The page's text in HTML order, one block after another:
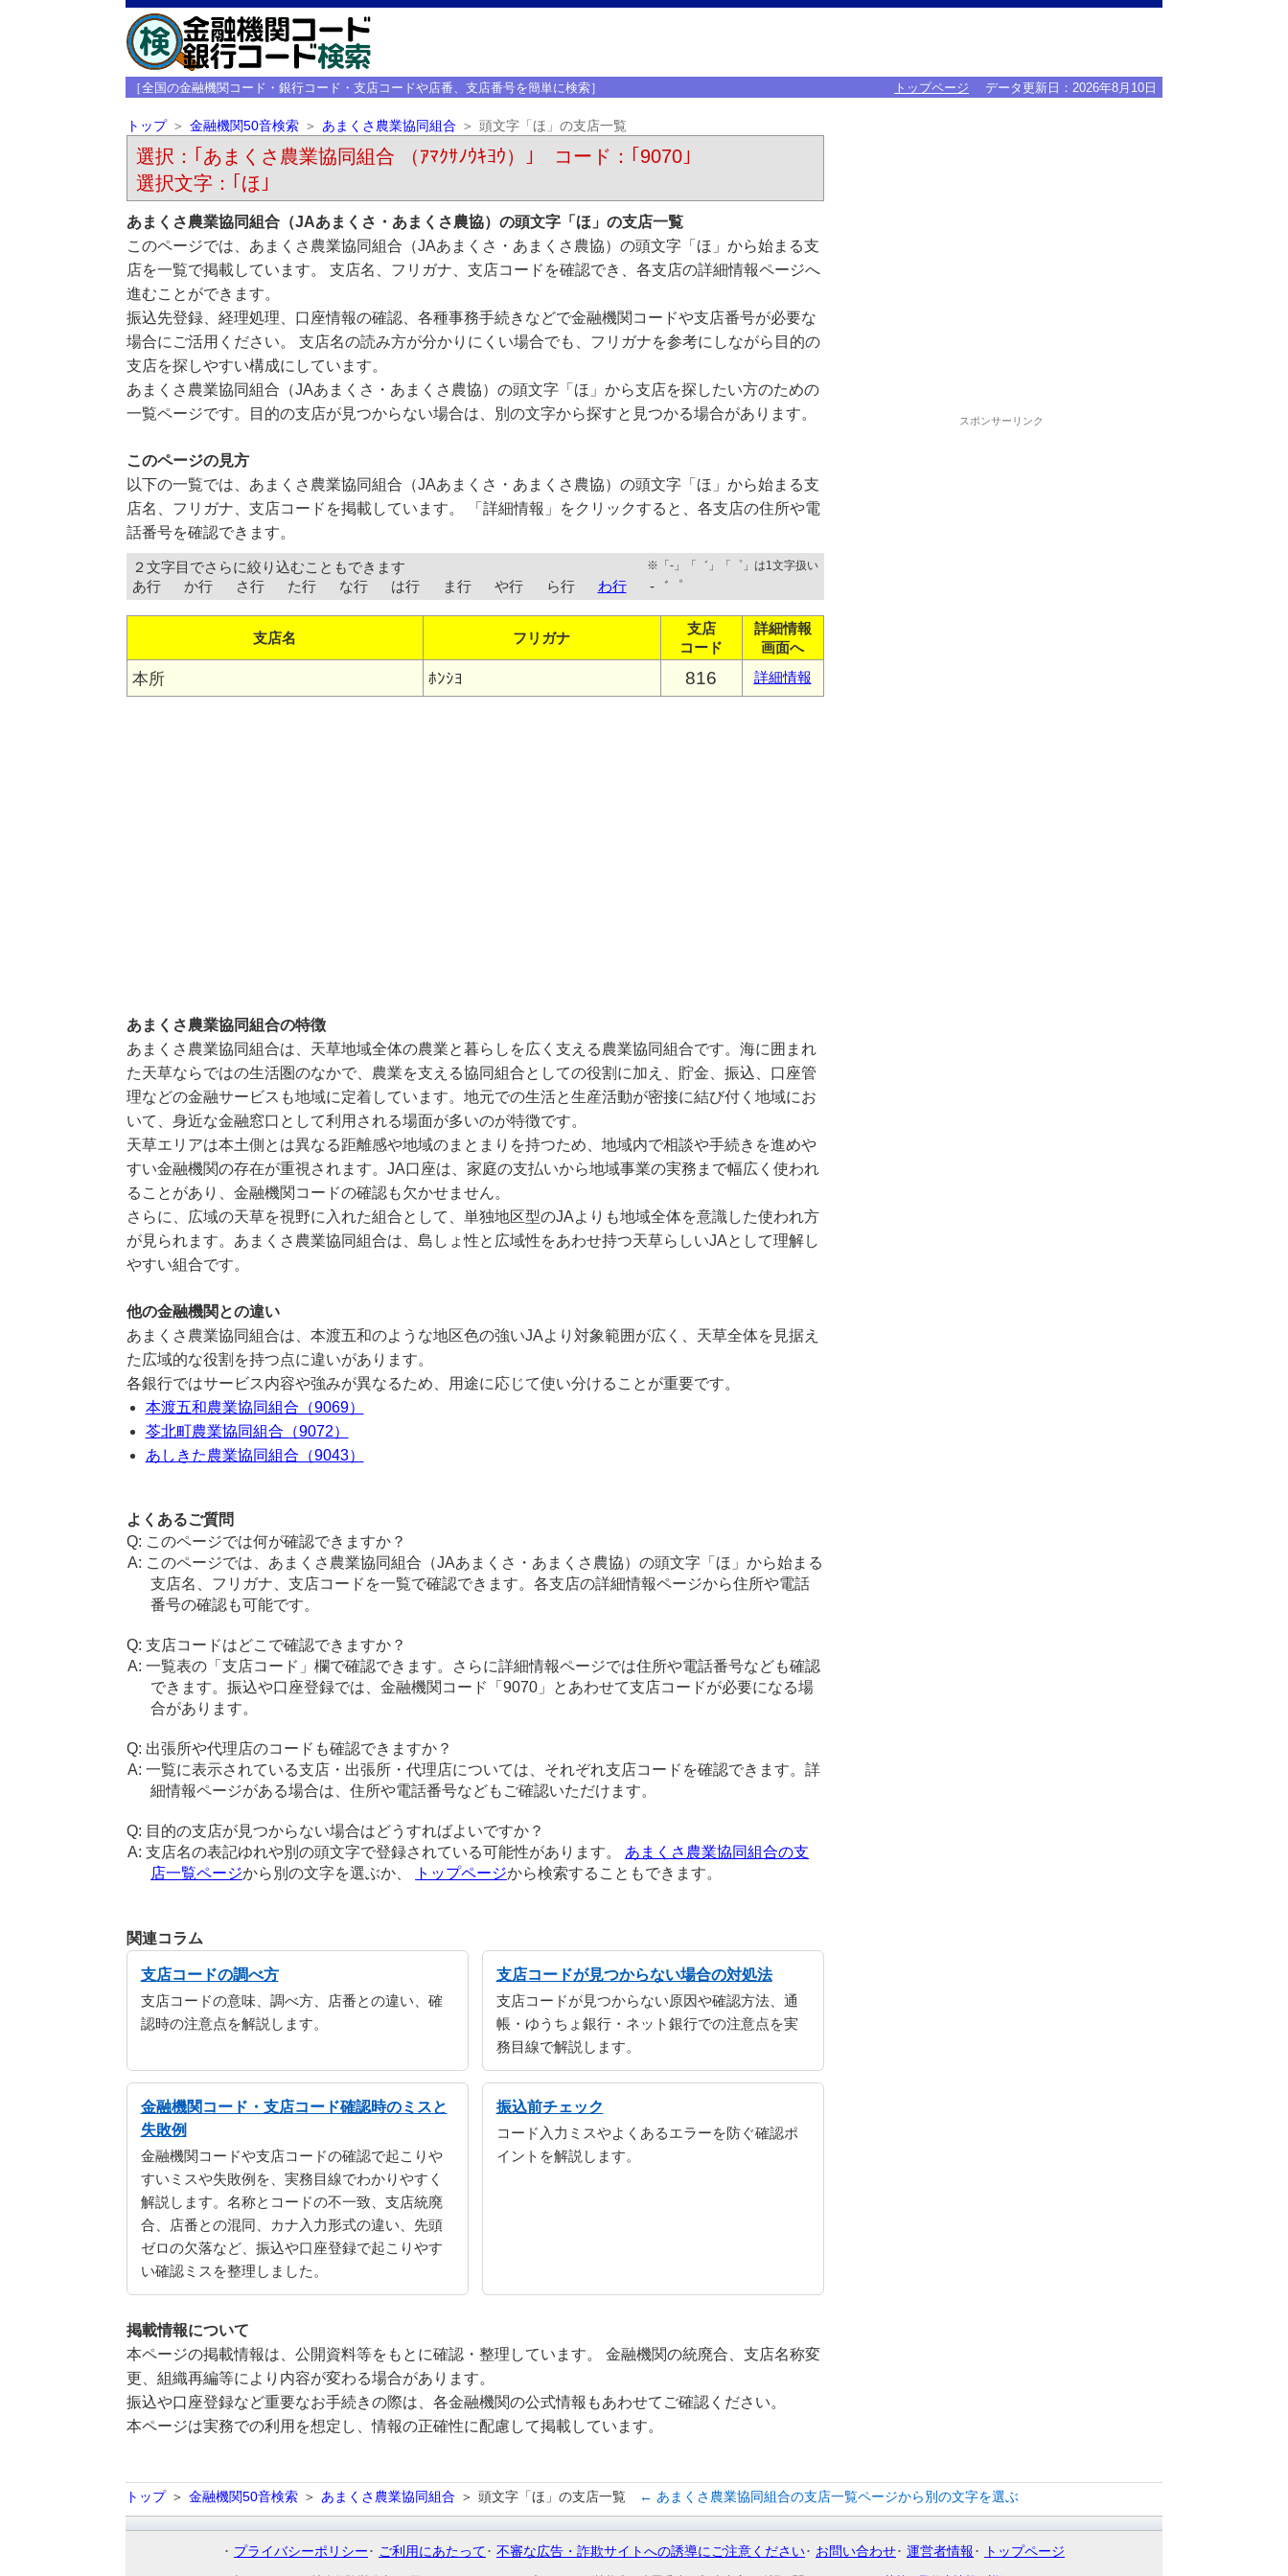
［全国の金融機関コード・銀行コード・支店コードや店番、支店番号を簡単に検索］ トップページ データ更新日： 2026年8月10日
トップ 金融機関50音検索 あまくさ農業協同組合 頭文字「ほ」の支店一覧
選択：｢あまくさ農業協同組合 （ｱﾏｸｻﾉｳｷﾖｳ）｣ コード：｢9070｣
選択文字：｢ほ｣
あまくさ農業協同組合（JAあまくさ・あまくさ農協）の頭文字「ほ」の支店一覧
このページでは、あまくさ農業協同組合（JAあまくさ・あまくさ農協）の頭文字「ほ」から始まる支
店を一覧で掲載しています。 支店名、フリガナ、支店コードを確認でき、各支店の詳細情報ページへ
進むことができます。
振込先登録、経理処理、口座情報の確認、各種事務手続きなどで金融機関コードや支店番号が必要な
場合にご活用ください。 支店名の読み方が分かりにくい場合でも、フリガナを参考にしながら目的の
支店を探しやすい構成にしています。
あまくさ農業協同組合（JAあまくさ・あまくさ農協）の頭文字「ほ」から支店を探したい方のための
一覧ページです。目的の支店が見つからない場合は、別の文字から探すと見つかる場合があります。
このページの見方
以下の一覧では、あまくさ農業協同組合（JAあまくさ・あまくさ農協）の頭文字「ほ」から始まる支
店名、フリガナ、支店コードを掲載しています。 「詳細情報」をクリックすると、各支店の住所や電
話番号を確認できます。
２文字目でさらに絞り込むこともできます ※「-」「゛」「゜」は1文字扱い
あ行 か行 さ行 た行 な行 は行 ま行 や行 ら行 わ行 -゛゜
支店名 フリガナ
支店
コード
詳細情報
画面へ
本所 ﾎﾝｼﾖ 816 詳細情報
あまくさ農業協同組合の特徴
あまくさ農業協同組合は、天草地域全体の農業と暮らしを広く支える農業協同組合です。海に囲まれ
た天草ならではの生活圏のなかで、農業を支える協同組合としての役割に加え、貯金、振込、口座管
理などの金融サービスも地域に定着しています。地元での生活と生産活動が密接に結び付く地域にお
いて、身近な金融窓口として利用される場面が多いのが特徴です。
天草エリアは本土側とは異なる距離感や地域のまとまりを持つため、地域内で相談や手続きを進めや
すい金融機関の存在が重視されます。JA口座は、家庭の支払いから地域事業の実務まで幅広く使われ
ることがあり、金融機関コードの確認も欠かせません。
さらに、広域の天草を視野に入れた組合として、単独地区型のJAよりも地域全体を意識した使われ方
が見られます。あまくさ農業協同組合は、島しょ性と広域性をあわせ持つ天草らしいJAとして理解し
やすい組合です。
他の金融機関との違い
あまくさ農業協同組合は、本渡五和のような地区色の強いJAより対象範囲が広く、天草全体を見据え
た広域的な役割を持つ点に違いがあります。
各銀行ではサービス内容や強みが異なるため、用途に応じて使い分けることが重要です。
本渡五和農業協同組合（9069）
苓北町農業協同組合（9072）
あしきた農業協同組合（9043）
よくあるご質問
このページでは何が確認できますか？
このページでは、あまくさ農業協同組合（JAあまくさ・あまくさ農協）の頭文字「ほ」から始まる
支店名、フリガナ、支店コードを一覧で確認できます。各支店の詳細情報ページから住所や電話
番号の確認も可能です。
支店コードはどこで確認できますか？
一覧表の「支店コード」欄で確認できます。さらに詳細情報ページでは住所や電話番号なども確認
できます。振込や口座登録では、金融機関コード「9070」とあわせて支店コードが必要になる場
合があります。
出張所や代理店のコードも確認できますか？
一覧に表示されている支店・出張所・代理店については、それぞれ支店コードを確認できます。詳
細情報ページがある場合は、住所や電話番号などもご確認いただけます。
目的の支店が見つからない場合はどうすればよいですか？
支店名の表記ゆれや別の頭文字で登録されている可能性があります。 あまくさ農業協同組合の支
店一覧ページから別の文字を選ぶか、 トップページから検索することもできます。
関連コラム
支店コードの調べ方
支店コードの意味、調べ方、店番との違い、確
認時の注意点を解説します。
支店コードが見つからない場合の対処法
支店コードが見つからない原因や確認方法、通
帳・ゆうちょ銀行・ネット銀行での注意点を実
務目線で解説します。
金融機関コード・支店コード確認時のミスと
失敗例
金融機関コードや支店コードの確認で起こりや
すいミスや失敗例を、実務目線でわかりやすく
解説します。名称とコードの不一致、支店統廃
合、店番との混同、カナ入力形式の違い、先頭
ゼロの欠落など、振込や口座登録で起こりやす
い確認ミスを整理しました。
振込前チェック
コード入力ミスやよくあるエラーを防ぐ確認ポ
イントを解説します。
掲載情報について
本ページの掲載情報は、公開資料等をもとに確認・整理しています。 金融機関の統廃合、支店名称変
更、組織再編等により内容が変わる場合があります。
振込や口座登録など重要なお手続きの際は、各金融機関の公式情報もあわせてご確認ください。
本ページは実務での利用を想定し、情報の正確性に配慮して掲載しています。
スポンサーリンク
トップ 金融機関50音検索 あまくさ農業協同組合 頭文字「ほ」の支店一覧 ← あまくさ農業協同組合の支店一覧ページから別の文字を選ぶ
プライバシーポリシー ご利用にあたって 不審な広告・詐欺サイトへの誘導にご注意ください お問い合わせ 運営者情報 トップページ